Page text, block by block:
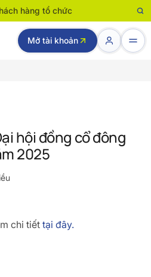
hàng tổ chức
Mở tài khoản
hội đồng cổ đông
2025
chi tiết tại đây.